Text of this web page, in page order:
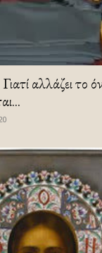
αλλάζει το